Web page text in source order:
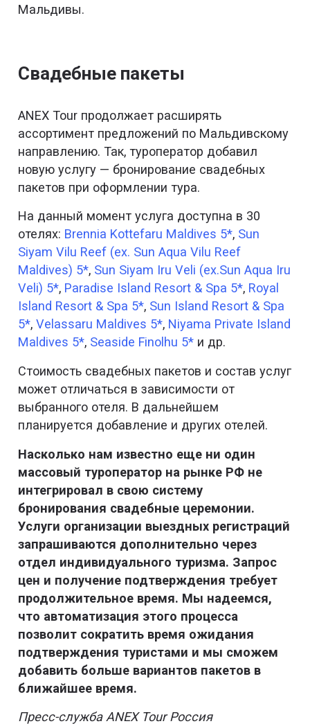
Мальдивы.
Свадебные пакеты
ANEX Tour продолжает расширять
ассортимент предложений по Мальдивскому
направлению. Так, туроператор добавил
новую услугу — бронирование свадебных
пакетов при оформлении тура.
На данный момент услуга доступна в 30
отелях: Brennia Kottefaru Maldives 5*, Sun
Siyam Vilu Reef (ex. Sun Aqua Vilu Reef
Maldives) 5*, Sun Siyam Iru Veli (ex.Sun Aqua Iru
Veli) 5*, Paradise Island Resort & Spa 5*, Royal
Island Resort & Spa 5*, Sun Island Resort & Spa
5*,Velassaru Maldives 5*, Niyama Private Island
Maldives 5*, Seaside Finolhu 5* и др.
Стоимость свадебных пакетов и состав услуг
может отличаться в зависимости от
выбранного отеля. В дальнейшем
планируется добавление и других отелей.
Насколько нам известно еще ни один
массовый туроператор на рынке РФ не
интегрировал в свою систему
бронирования свадебные церемонии.
Услуги организации выездных регистраций
запрашиваются дополнительно через
отдел индивидуального туризма. Запрос
цен и получение подтверждения требует
продолжительное время. Мы надеемся,
что автоматизация этого процесса
позволит сократить время ожидания
подтверждения туристами и мы сможем
добавить больше вариантов пакетов в
ближайшее время.
Пресс-служба ANEX Tour Россия